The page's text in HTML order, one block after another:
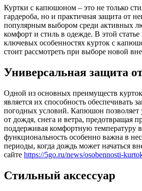
Куртки с капюшоном – это не только
гардероба, но и практичная защита от
популярным выбором среди активных
комфорт и стиль в одежде. В этой
ключевых особенностях курток с
стоит рассмотреть при выборе новой
Универсальная защита
Одной из основных преимуществ
является их способность обеспечивать
погодных условий. Капюшон позволяет
от дождя, снега и ветра, предотвращая
поддерживая комфортную температуру
функциональность особенно важна в
периоды, когда дождь может начаться
сайте https://5go.ru/news/osobennosti-
Стильный аксессуар